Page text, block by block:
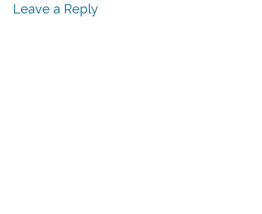
Leave a Reply